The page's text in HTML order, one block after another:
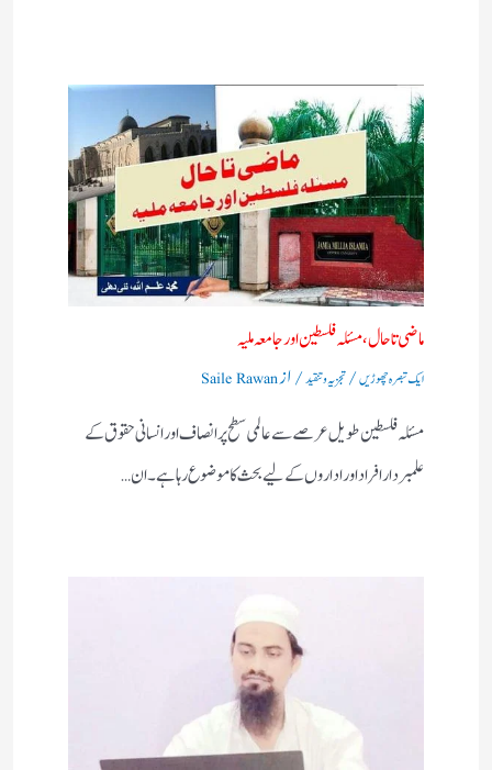
ماضی تا حال، مسئلہ فلسطین اور جامعہ ملیہ
ایک تبصرہ چھوڑیں/تجزیہ و تنقید/ ازSaile Rawan
مسئلہ فلسطین طویل عرصے سے عالمی سطح پر انصاف اور انسانی حقوق کے
علمبردار افراد اور اداروں کے لیے بحث کا موضوع رہا ہے۔ ان…